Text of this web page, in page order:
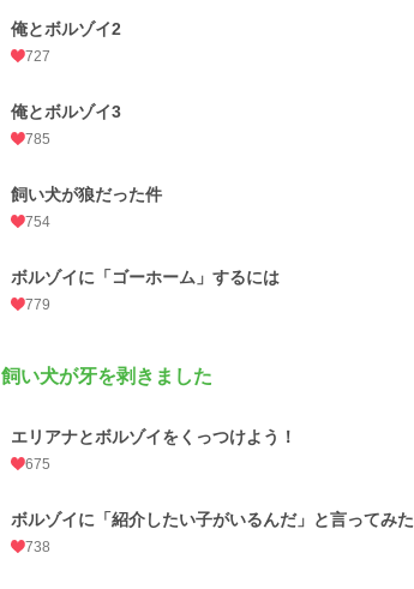
俺とボルゾイ2
727
俺とボルゾイ3
785
飼い犬が狼だった件
754
ボルゾイに「ゴーホーム」するには
779
飼い犬が牙を剥きました
エリアナとボルゾイをくっつけよう！
675
ボルゾイに「紹介したい子がいるんだ」と言ってみた
738